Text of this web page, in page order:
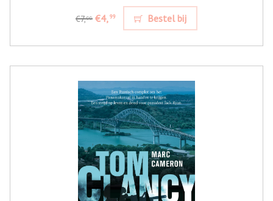
€7,99 €4,99 Bestel bij